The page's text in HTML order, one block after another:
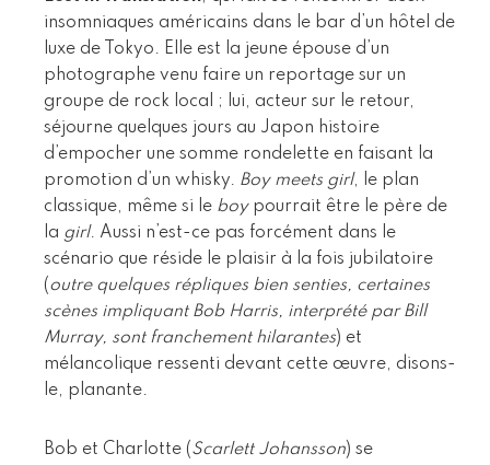
insomniaques américains dans le bar d’un hôtel de
luxe de Tokyo. Elle est la jeune épouse d’un
photographe venu faire un reportage sur un
groupe de rock local ; lui, acteur sur le retour,
séjourne quelques jours au Japon histoire
d’empocher une somme rondelette en faisant la
promotion d’un whisky. Boy meets girl, le plan
classique, même si le boypourrait être le père de
la girl. Aussi n’est-ce pas forcément dans le
scénario que réside le plaisir à la fois jubilatoire
(outre quelques répliques bien senties, certaines
scènes impliquant Bob Harris, interprété par Bill
Murray, sont franchement hilarantes) et
mélancolique ressenti devant cette œuvre, disons-
le, planante.
Bob et Charlotte (Scarlett Johansson) se